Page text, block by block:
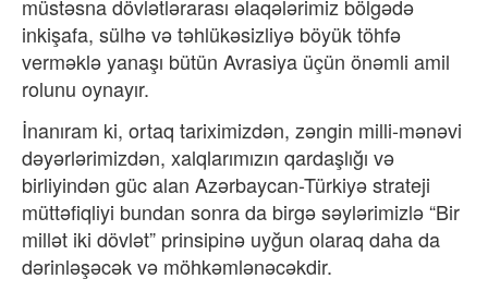
müstəsna dövlətlərarası əlaqələrimiz bölgədə
inkişafa, sülhə və təhlükəsizliyə böyük töhfə
verməklə yanaşı bütün Avrasiya üçün önəmli amil
rolunu oynayır.
İnanıram ki, ortaq tariximizdən, zəngin milli-mənəvi
dəyərlərimizdən, xalqlarımızın qardaşlığı və
birliyindən güc alan Azərbaycan-Türkiyə strateji
müttəfiqliyi bundan sonra da birgə səylərimizlə “Bir
millət iki dövlət” prinsipinə uyğun olaraq daha da
dərinləşəcək və möhkəmlənəcəkdir.